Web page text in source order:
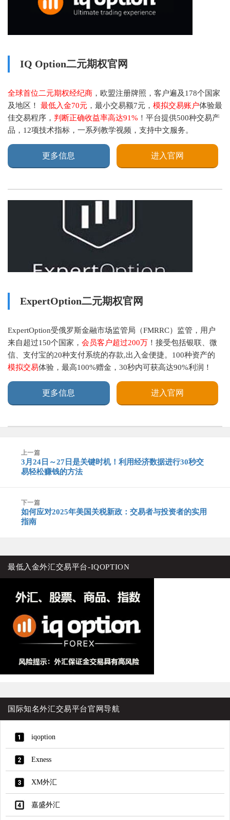
IQ Option二元期权官网
全球首位二元期权经纪商 ，欧盟注册牌照，客户遍及178个国家
及地区！ 最低入金70元 ，最小交易额7元， 模拟交易账户体验最
佳交易程序， 判断正确收益率高达91% ！平台提供500种交易产
品，12项技术指标，一系列教学视频，支持中文服务。
更多信息 进入官网
ExpertOption二元期权官网
ExpertOption受俄罗斯金融市场监管局（FMRRC）监管，用户
来自超过150个国家， 会员客户超过200万 ！接受包括银联、微
信、支付宝的20种支付系统的存款,出入金便捷。100种资产的
模拟交易体验，最高100%赠金，30秒内可获高达90%利润！
更多信息 进入官网
上一篇
上
篇
章：
3月24日～27日是关键时机！利用经济数据进行30秒交
易轻松赚钱的方法
下一篇
下
篇
如何应对2025年美国关税新政：交易者与投资者的实用
指南
最低入金外汇交易平台-IQOPTION
国际知名外汇交易平台官网导航
iqoption
Exness
XM外汇
嘉盛外汇